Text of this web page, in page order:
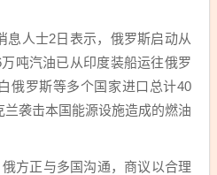
息人士2日表示，俄罗斯启动从
吨汽油已从印度装船运往俄罗
俄罗斯等多个国家进口总计40
袭击本国能源设施造成的燃油
方正与多国沟通，商议以合理